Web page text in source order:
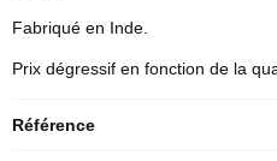
Fabriqué en Inde.
Prix dégressif en fonction de la
Référence